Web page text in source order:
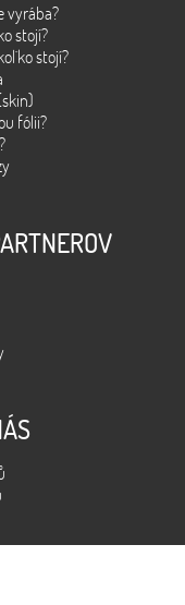
vyrába?
stojí?
stojí?
fólii?